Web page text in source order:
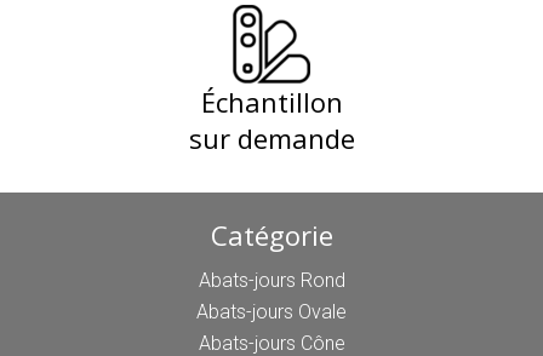
Échantillon
sur demande
Catégorie
Abats-jours Rond
Abats-jours Ovale
Abats-jours Cône